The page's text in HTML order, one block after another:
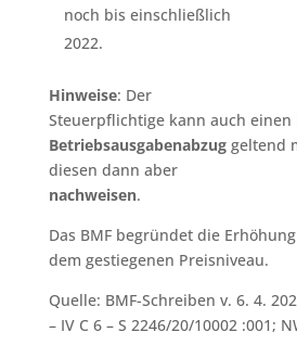
noch bis einschließlich
2022.
Hinweise: Der
Steuerpflichtige kann auch einen
Betriebsausgabenabzuggeltend
diesen dann aber
nachweisen.
Das BMF begründet die
dem gestiegenen Preisniveau.
Quelle: BMF-Schreiben v. 6. 4.
– IV C 6 – S 2246/20/10002 :001;